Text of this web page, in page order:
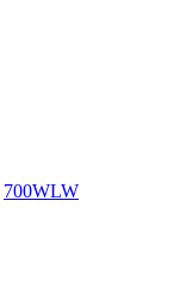
700WLW